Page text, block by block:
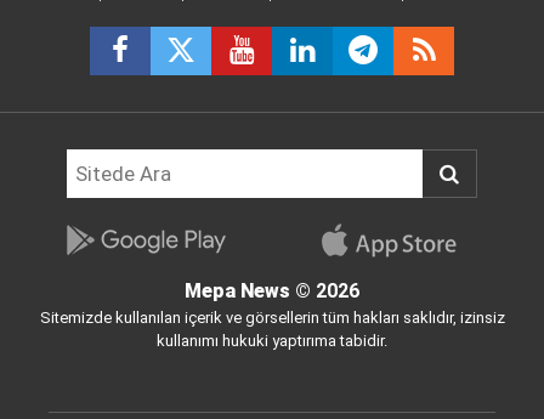
Mepa News © 2026
Sitemizde kullanılan içerik ve görsellerin tüm hakları saklıdır, izinsiz
kullanımı hukuki yaptırıma tabidir.